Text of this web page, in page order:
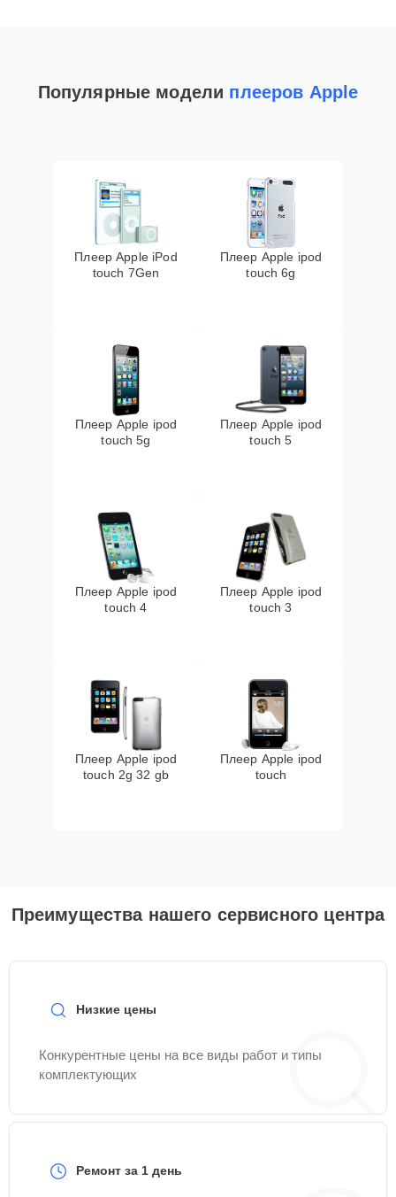
Популярные модели плееров Apple
Плеер Apple iPod
touch 7Gen
Плеер Apple ipod
touch 6g
Плеер Apple ipod
touch 5g
Плеер Apple ipod
touch 5
Плеер Apple ipod
touch 4
Плеер Apple ipod
touch 3
Плеер Apple ipod
touch 2g 32 gb
Плеер Apple ipod
touch
Преимущества нашего сервисного центра
Низкие цены
Конкурентные цены на все виды работ и типы
комплектующих
Ремонт за 1 день